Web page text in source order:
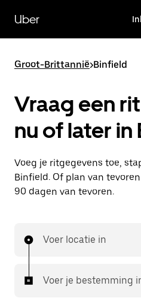
naar
hoofdinhoud
Uber
Groot-Brittannië>Binfield
Vraag een
nu of later in
Voeg je ritgegevens toe,
Binfield. Of plan van
90 dagen van tevoren.
Voer locatie in
Voer je bestemming